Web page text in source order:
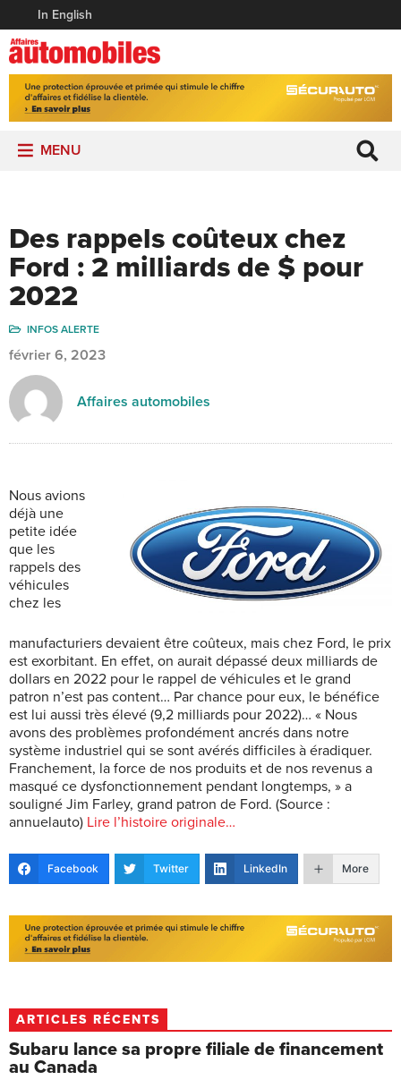
In English
MENU
Des rappels coûteux chez
Ford : 2 milliards de $ pour
2022
INFOS ALERTE
février 6, 2023
Affaires automobiles
Nous avions
déjà une
petite idée
que les
rappels des
véhicules
chez les
manufacturiers devaient être coûteux, mais chez Ford, le prix
est exorbitant. En effet, on aurait dépassé deux milliards de
dollars en 2022 pour le rappel de véhicules et le grand
patron n’est pas content… Par chance pour eux, le bénéfice
est lui aussi très élevé (9,2 milliards pour 2022)… « Nous
avons des problèmes profondément ancrés dans notre
système industriel qui se sont avérés difficiles à éradiquer.
Franchement, la force de nos produits et de nos revenus a
masqué ce dysfonctionnement pendant longtemps, » a
souligné Jim Farley, grand patron de Ford. (Source :
annuelauto) Lire l’histoire originale…
Facebook Twitter LinkedIn More
ARTICLES RÉCENTS
Subaru lance sa propre filiale de financement
au Canada